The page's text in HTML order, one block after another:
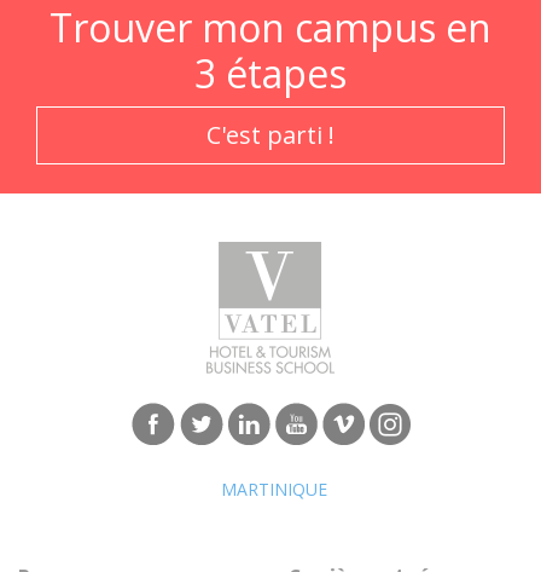
Trouver mon campus en
3 étapes
C'est parti !
MARTINIQUE